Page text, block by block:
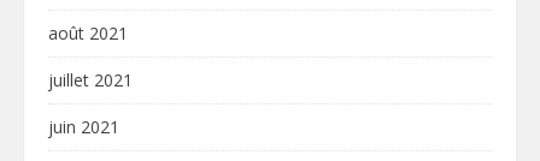
août 2021
juillet 2021
juin 2021